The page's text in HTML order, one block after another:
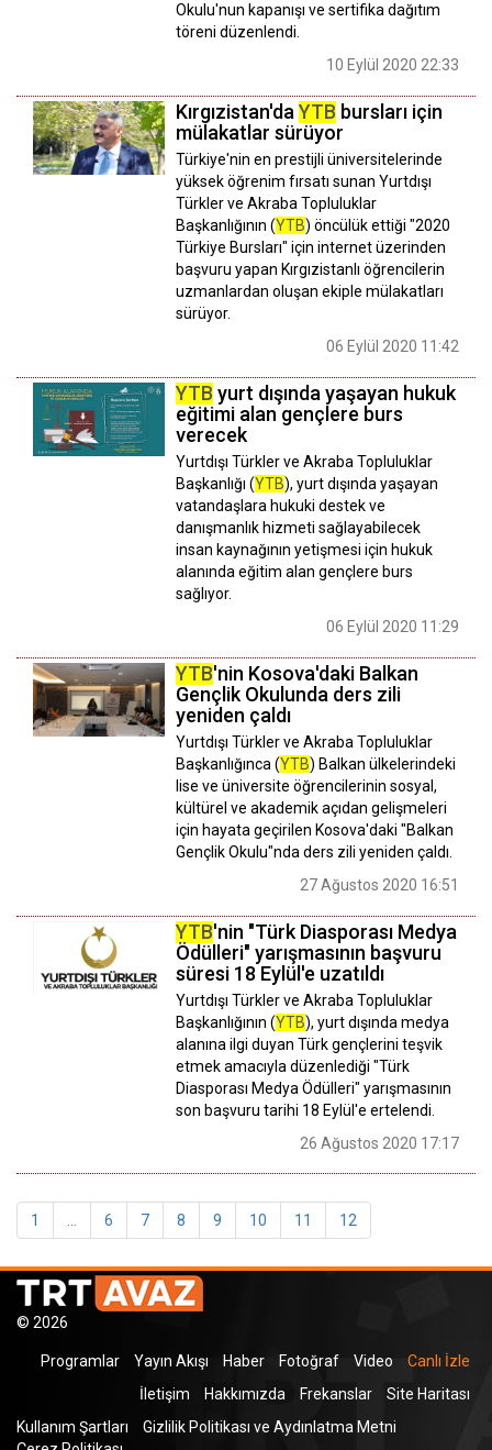
Okulu'nun kapanışı ve sertifika dağıtım
töreni düzenlendi.
10 Eylül 2020 22:33
Kırgızistan'da YTB bursları için
mülakatlar sürüyor
Türkiye'nin en prestijli üniversitelerinde
yüksek öğrenim fırsatı sunan Yurtdışı
Türkler ve Akraba Topluluklar
Başkanlığının (YTB) öncülük ettiği "2020
Türkiye Bursları" için internet üzerinden
başvuru yapan Kırgızistanlı öğrencilerin
uzmanlardan oluşan ekiple mülakatları
sürüyor.
06 Eylül 2020 11:42
YTB yurt dışında yaşayan hukuk
eğitimi alan gençlere burs
verecek
Yurtdışı Türkler ve Akraba Topluluklar
Başkanlığı (YTB), yurt dışında yaşayan
vatandaşlara hukuki destek ve
danışmanlık hizmeti sağlayabilecek
insan kaynağının yetişmesi için hukuk
alanında eğitim alan gençlere burs
sağlıyor.
06 Eylül 2020 11:29
YTB'nin Kosova'daki Balkan
Gençlik Okulunda ders zili
yeniden çaldı
Yurtdışı Türkler ve Akraba Topluluklar
Başkanlığınca (YTB) Balkan ülkelerindeki
lise ve üniversite öğrencilerinin sosyal,
kültürel ve akademik açıdan gelişmeleri
için hayata geçirilen Kosova'daki "Balkan
Gençlik Okulu"nda ders zili yeniden çaldı.
27 Ağustos 2020 16:51
YTB'nin "Türk Diasporası Medya
Ödülleri" yarışmasının başvuru
süresi 18 Eylül'e uzatıldı
Yurtdışı Türkler ve Akraba Topluluklar
Başkanlığının (YTB), yurt dışında medya
alanına ilgi duyan Türk gençlerini teşvik
etmek amacıyla düzenlediği "Türk
Diasporası Medya Ödülleri" yarışmasının
son başvuru tarihi 18 Eylül'e ertelendi.
26 Ağustos 2020 17:17
1 6 7 8 9 10 11 12
© 2026
Programlar Yayın Akışı Haber Fotoğraf Video
Canlı İzle
İletişim
Hakkımızda Frekanslar
Site Haritası
Kullanım Şartları
Gizlilik Politikası ve Aydınlatma Metni